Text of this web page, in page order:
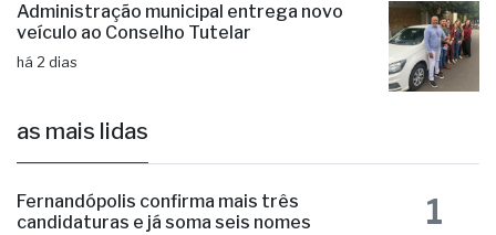
Administração municipal entrega novo
veículo ao Conselho Tutelar
há 2 dias
as mais lidas
Fernandópolis confirma mais três
candidaturas e já soma seis nomes
1